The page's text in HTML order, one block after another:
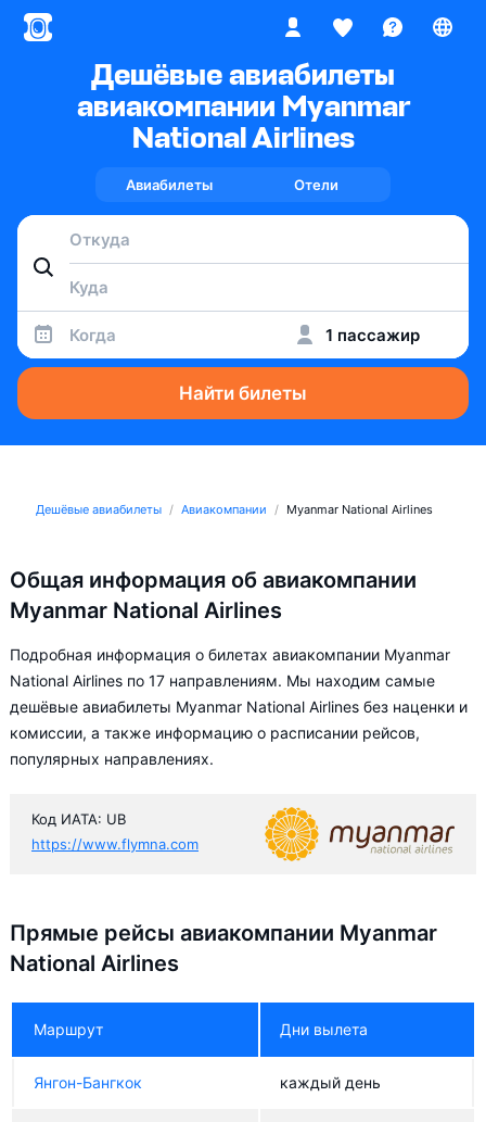
Дешёвые авиабилеты
авиакомпании Myanmar
National Airlines
Авиабилеты Отели
Когда 1 пассажир
Найти билеты
Дешёвые авиабилеты Авиакомпании Myanmar National Airlines
Общая информация об авиакомпании
Myanmar National Airlines
Подробная информация о билетах авиакомпании Myanmar
National Airlines по 17 направлениям. Мы находим самые
дешёвые авиабилеты Myanmar National Airlines без наценки и
комиссии, а также информацию о расписании рейсов,
популярных направлениях.
Код ИАТА: UB
https://www.flymna.com
Прямые рейсы авиакомпании Myanmar
National Airlines
Маршрут Дни вылета
Янгон-Бангкок каждый день